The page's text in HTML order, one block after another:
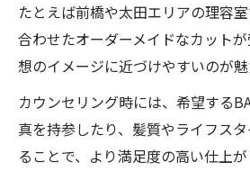
たとえば前橋や太田エリアの理容
合わせたオーダーメイドなカット
想のイメージに近づけやすいのが魅
カウンセリング時には、希望する
真を持参したり、髪質やライフス
ることで、より満足度の高い仕上が